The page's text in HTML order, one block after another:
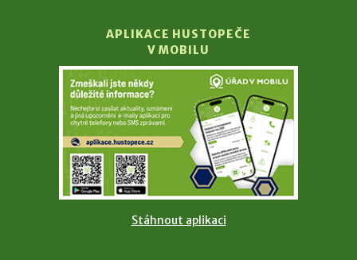
APLIKACE HUSTOPEČE
V MOBILU
Stáhnout aplikaci